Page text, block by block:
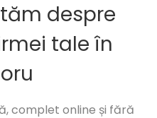
despre
tale în
complet online și fără